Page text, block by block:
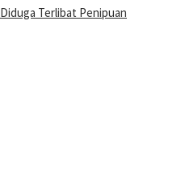
Diduga Terlibat Penipuan